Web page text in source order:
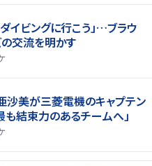
イビングに行こう」…ブラウ
の交流を明かす
沙美が三菱電機のキャプテン
結束力のあるチームへ」